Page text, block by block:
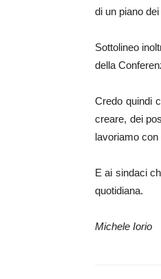
di un piano
Sottolineo
della
Credo quindi
creare, dei
lavoriamo
E ai sindaci
quotidiana.
Michele Iorio